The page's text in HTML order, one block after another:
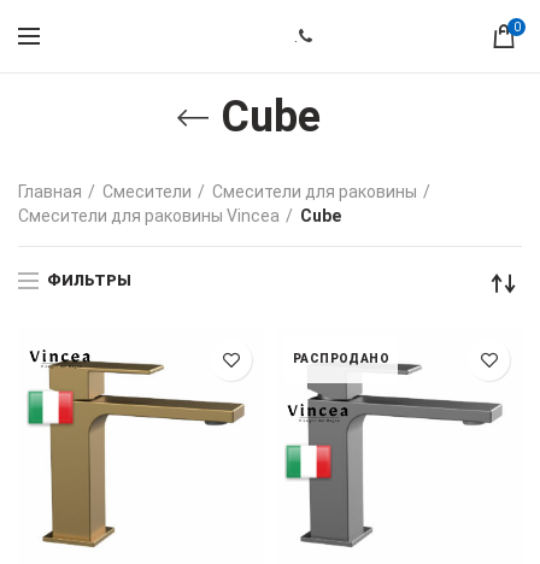
0
Cube
Главная Смесители
Смесители для раковины
Смесители для раковины Vincea
Cube
ФИЛЬТРЫ
РАСПРОДАНО